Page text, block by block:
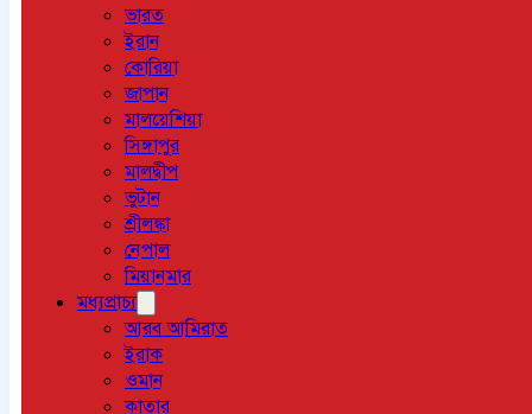
ভারত
ইরান
কোরিয়া
জাপান
মালয়েশিয়া
সিঙ্গাপুর
মালদ্বীপ
ভুটান
শ্রীলঙ্কা
নেপাল
মিয়ানমার
মধ্যপ্রাচ্য
আরব আমিরাত
ইরাক
ওমান
কাতার